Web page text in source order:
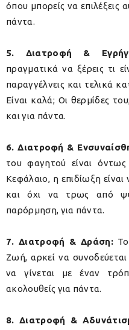
όπου μπορείς να επιλέξεις
πάντα.
5. Διατροφή &
πραγματικά να ξέρεις τι
παραγγέλνεις και τελικά
Είναι καλά; Οι θερμίδες
και για πάντα.
6. Διατροφή &
του φαγητού είναι
Κεφάλαιο, η επιδίωξη
και όχι να τρως από
παρόρμηση, για πάντα.
7. Διατροφή & Δράση:
Ζωή, αρκεί να
να γίνεται με έναν
ακολουθείς για πάντα.
8. Διατροφή &